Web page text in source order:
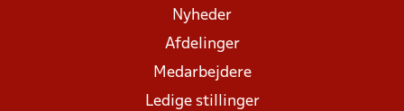
Nyheder
Afdelinger
Medarbejdere
Ledige stillinger